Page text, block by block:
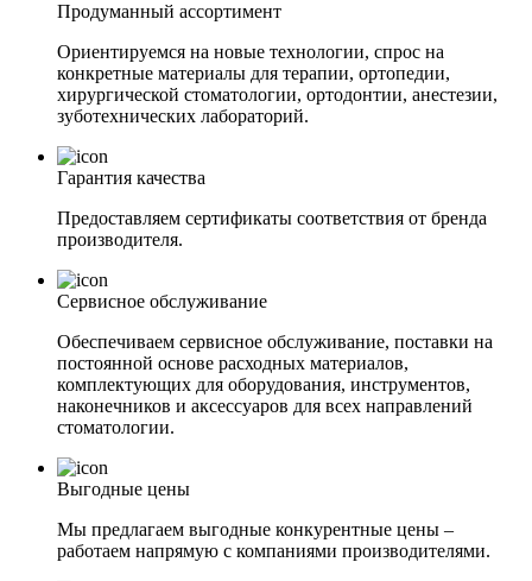
Продуманный ассортимент
Ориентируемся на новые технологии, спрос на
конкретные материалы для терапии, ортопедии,
хирургической стоматологии, ортодонтии, анестезии,
зуботехнических лабораторий.
Гарантия качества
Предоставляем сертификаты соответствия от бренда
производителя.
Сервисное обслуживание
Обеспечиваем сервисное обслуживание, поставки на
постоянной основе расходных материалов,
комплектующих для оборудования, инструментов,
наконечников и аксессуаров для всех направлений
стоматологии.
Выгодные цены
Мы предлагаем выгодные конкурентные цены –
работаем напрямую с компаниями производителями.